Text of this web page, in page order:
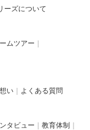
ーズについて
ムツアー
い よくある質問
タビュー
教育体制